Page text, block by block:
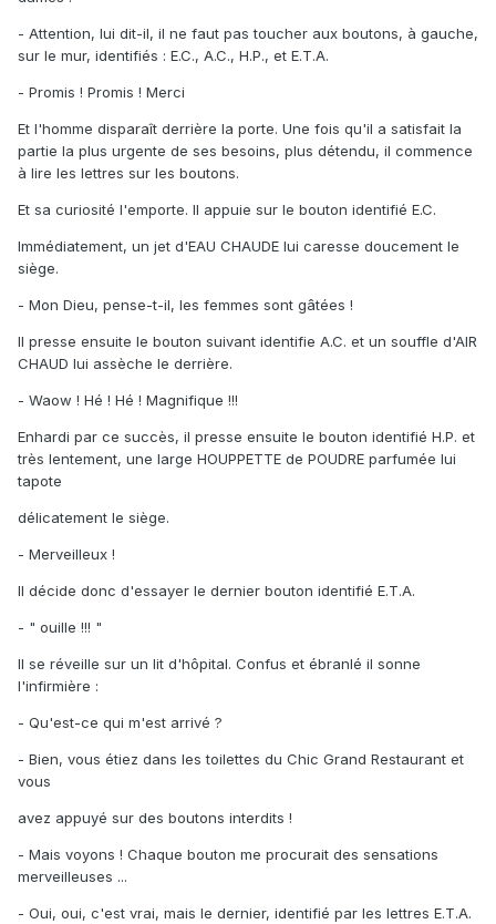
- Attention, lui dit-il, il ne faut pas toucher aux boutons, à gauche,
sur le mur, identifiés : E.C., A.C., H.P., et E.T.A.
- Promis ! Promis ! Merci
Et l'homme disparaît derrière la porte. Une fois qu'il a satisfait la
partie la plus urgente de ses besoins, plus détendu, il commence
à lire les lettres sur les boutons.
Et sa curiosité l'emporte. Il appuie sur le bouton identifié E.C.
Immédiatement, un jet d'EAU CHAUDE lui caresse doucement le
siège.
- Mon Dieu, pense-t-il, les femmes sont gâtées !
Il presse ensuite le bouton suivant identifie A.C. et un souffle d'AIR
CHAUD lui assèche le derrière.
- Waow ! Hé ! Hé ! Magnifique !!!
Enhardi par ce succès, il presse ensuite le bouton identifié H.P. et
très lentement, une large HOUPPETTE de POUDRE parfumée lui
tapote
délicatement le siège.
- Merveilleux !
Il décide donc d'essayer le dernier bouton identifié E.T.A.
- " ouille !!! "
Il se réveille sur un lit d'hôpital. Confus et ébranlé il sonne
l'infirmière :
- Qu'est-ce qui m'est arrivé ?
- Bien, vous étiez dans les toilettes du Chic Grand Restaurant et
vous
avez appuyé sur des boutons interdits !
- Mais voyons ! Chaque bouton me procurait des sensations
merveilleuses ...
- Oui, oui, c'est vrai, mais le dernier, identifié par les lettres E.T.A.